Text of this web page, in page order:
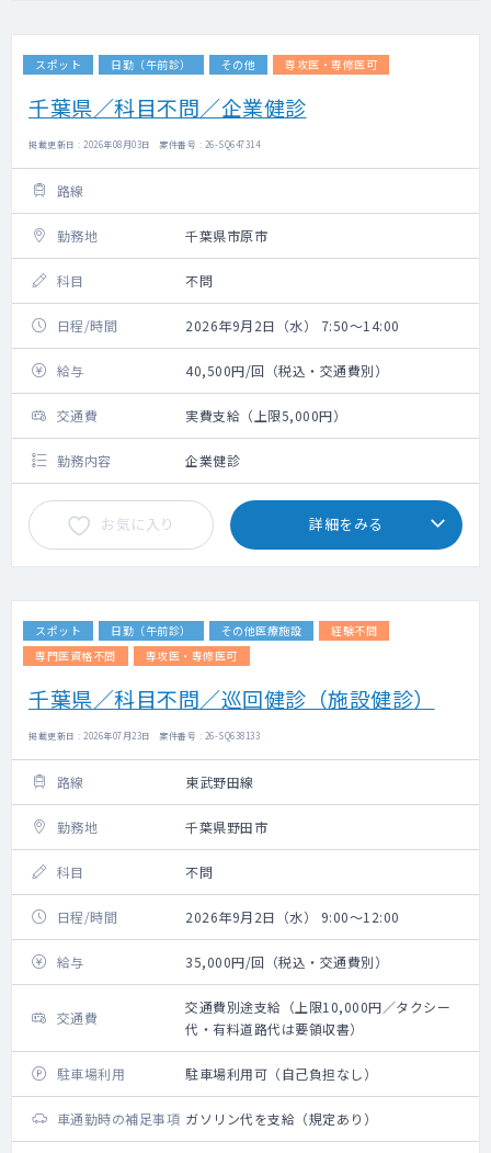
スポット 日勤（午前診） その他 専攻医・専修医可
千葉県／科目不問／企業健診
掲載更新日 : 2026年08月03日 案件番号 : 26-SQ647314
路線
勤務地 千葉県市原市
科目 不問
日程/時間 2026年9月2日（水） 7:50～14:00
給与 40,500円/回（税込・交通費別）
交通費 実費支給（上限5,000円）
勤務内容 企業健診
お気に入り 詳細をみる
スポット 日勤（午前診） その他医療施設
経験不問
専門医資格不問
専攻医・専修医可
千葉県／科目不問／巡回健診（施設健診）
掲載更新日 : 2026年07月23日 案件番号 : 26-SQ638133
路線 東武野田線
勤務地 千葉県野田市
科目 不問
日程/時間 2026年9月2日（水） 9:00～12:00
給与 35,000円/回（税込・交通費別）
交通費
交通費別途支給（上限10,000円／タクシー
代・有料道路代は要領収書）
駐車場利用 駐車場利用可（自己負担なし）
車通勤時の補足事項 ガソリン代を支給（規定あり）